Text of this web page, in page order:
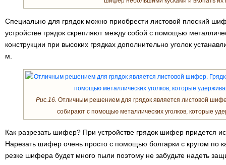
Специально для грядок можно приобрести листовой плоский
устройстве грядок скрепляют между собой с помощью
конструкции при высоких грядках дополнительно уголок
м.
Рис.16. Отличным решением для грядок является листовой
собирают с помощью металлических уголков, которые
Как разрезать шифер? При устройстве грядок шифер придется
Нарезать шифер очень просто с помощью болгарки с кругом по
резке шифера будет много пыли поэтому не забудьте надеть